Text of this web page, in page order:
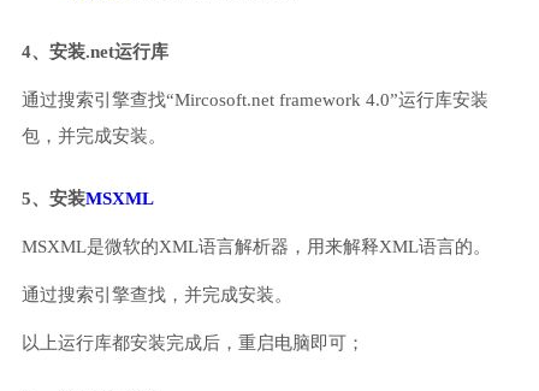
4、安装.net运行库
通过搜索引擎查找“Mircosoft.net framework 4.0”运行库安装
包，并完成安装。
5、安装MSXML
MSXML是微软的XML语言解析器，用来解释XML语言的。
通过搜索引擎查找，并完成安装。
以上运行库都安装完成后，重启电脑即可；